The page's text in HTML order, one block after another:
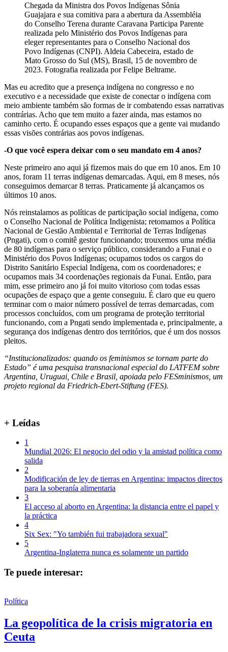
Chegada da Ministra dos Povos Indígenas Sônia
Guajajara e sua comitiva para a abertura da Assembléia
do Conselho Terena durante Caravana Participa Parente
realizada pelo Ministério dos Povos Indígenas para
eleger representantes para o Conselho Nacional dos
Povo Indígenas (CNPI). Aldeia Cabeceira, estado de
Mato Grosso do Sul (MS), Brasil, 15 de novembro de
2023. Fotografia realizada por Felipe Beltrame.
Mas eu acredito que a presença indígena no congresso e no
executivo e a necessidade que existe de conectar o indígena com
meio ambiente também são formas de ir combatendo essas narrativas
contrárias. Acho que tem muito a fazer ainda, mas estamos no
caminho certo. É ocupando esses espaços que a gente vai mudando
essas visões contrárias aos povos indígenas.
-O que você espera deixar com o seu mandato em 4 anos?
Neste primeiro ano aqui já fizemos mais do que em 10 anos. Em 10
anos, foram 11 terras indígenas demarcadas. Aqui, em 8 meses, nós
conseguimos demarcar 8 terras. Praticamente já alcançamos os
últimos 10 anos.
Nós reinstalamos as políticas de participação social indígena, como
o Conselho Nacional de Política Indigenista; retomamos a Política
Nacional de Gestão Ambiental e Territorial de Terras Indígenas
(Pngati), com o comitê gestor funcionando; trouxemos uma média
de 80 indígenas para o serviço público, considerando a Funai e o
Ministério dos Povos Indígenas; ocupamos todos os cargos do
Distrito Sanitário Especial Indígena, com os coordenadores; e
ocupamos mais 34 coordenações regionais da Funai. Então, para
mim, esse primeiro ano já foi muito vitorioso com todas essas
ocupações de espaço que a gente conseguiu. É claro que eu quero
terminar com o maior número possível de terras demarcadas, com
processos concluídos, com um programa de proteção territorial
funcionando, com a Pngati sendo implementada e, principalmente, a
segurança dos indígenas dentro dos territórios, que é um dos nossos
pleitos.
“Institucionalizados: quando os feminismos se tornam parte do
Estado” é uma pesquisa transnacional especial do LATFEM sobre
Argentina, Uruguai, Chile e Brasil, apoiada pelo FESminismos, um
projeto regional da Friedrich-Ebert-Stiftung (FES).
+ Leídas
1
Mundial 2026: El negocio del odio y la amistad política como
salida
2
Modificación de ley de tierras en Argentina: impactos directos
para la soberanía alimentaria
3
El acceso al aborto en Argentina: la distancia entre el papel y
la práctica
4
Six Sex: "Yo también fui trabajadora sexual"
5
Argentina-Inglaterra nunca es solamente un partido
Te puede interesar:
Política
La geopolítica de la crisis migratoria en
Ceuta